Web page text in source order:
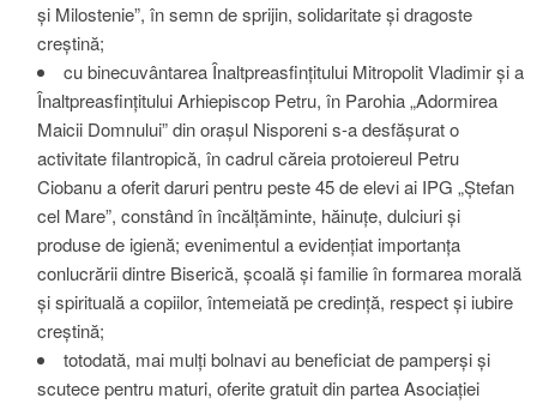
și Milostenie”, în semn de sprijin, solidaritate și dragoste
creștină;
cu binecuvântarea Înaltpreasfințitului Mitropolit Vladimir și a
Înaltpreasfințitului Arhiepiscop Petru, în Parohia „Adormirea
Maicii Domnului” din orașul Nisporeni s-a desfășurat o
activitate filantropică, în cadrul căreia protoiereul Petru
Ciobanu a oferit daruri pentru peste 45 de elevi ai IPG „Ștefan
cel Mare”, constând în încălțăminte, hăinuțe, dulciuri și
produse de igienă; evenimentul a evidențiat importanța
conlucrării dintre Biserică, școală și familie în formarea morală
și spirituală a copiilor, întemeiată pe credință, respect și iubire
creștină;
totodată, mai mulți bolnavi au beneficiat de pamperși și
scutece pentru maturi, oferite gratuit din partea Asociației